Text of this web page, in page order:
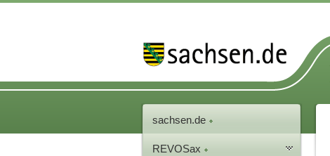
sachsen.de
REVOSax